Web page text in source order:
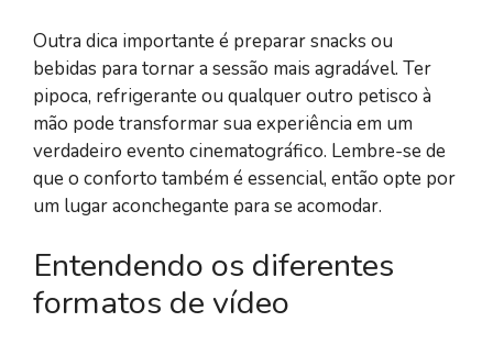
Outra dica importante é preparar snacks ou
bebidas para tornar a sessão mais agradável. Ter
pipoca, refrigerante ou qualquer outro petisco à
mão pode transformar sua experiência em um
verdadeiro evento cinematográfico. Lembre-se de
que o conforto também é essencial, então opte por
um lugar aconchegante para se acomodar.
Entendendo os diferentes
formatos de vídeo